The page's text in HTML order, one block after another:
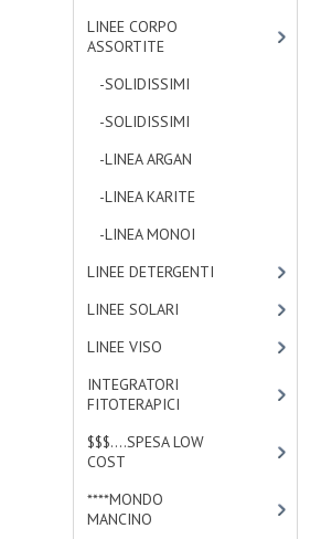
LINEE CORPO
ASSORTITE
-SOLIDISSIMI
-SOLIDISSIMI
-LINEA ARGAN
-LINEA KARITE
-LINEA MONOI
LINEE DETERGENTI
LINEE SOLARI
LINEE VISO
INTEGRATORI
FITOTERAPICI
$$$....SPESA LOW
COST
****MONDO
MANCINO